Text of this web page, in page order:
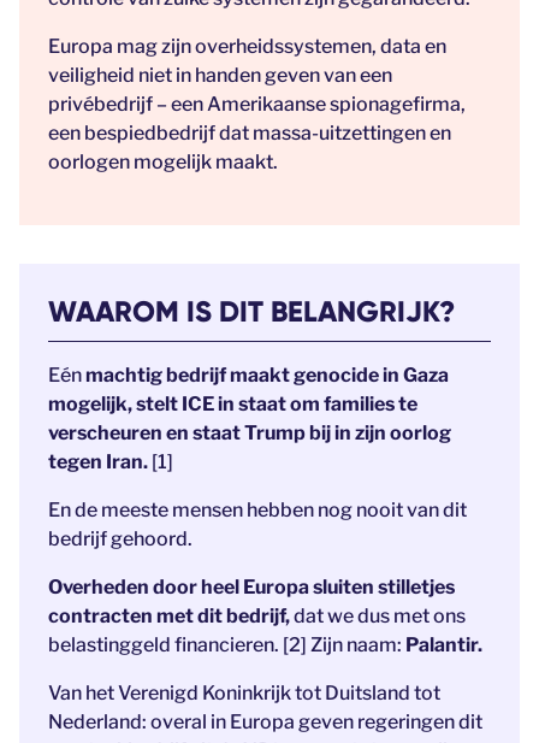
Europa mag zijn overheidssystemen, data en
veiligheid niet in handen geven van een
privébedrijf – een Amerikaanse spionagefirma,
een bespiedbedrijf dat massa-uitzettingen en
oorlogen mogelijk maakt.
WAAROM IS DIT BELANGRIJK?
Eénmachtig bedrijf maakt genocide in Gaza
mogelijk, stelt ICE in staat om families te
verscheuren en staat Trump bij in zijn oorlog
tegen Iran. [1]
En de meeste mensen hebben nog nooit van dit
bedrijf gehoord.
Overheden door heel Europa sluiten stilletjes
contracten met dit bedrijf,dat we dus met ons
belastinggeld financieren. [2] Zijn naam: Palantir.
Van het Verenigd Koninkrijk tot Duitsland tot
Nederland: overal in Europa geven regeringen dit